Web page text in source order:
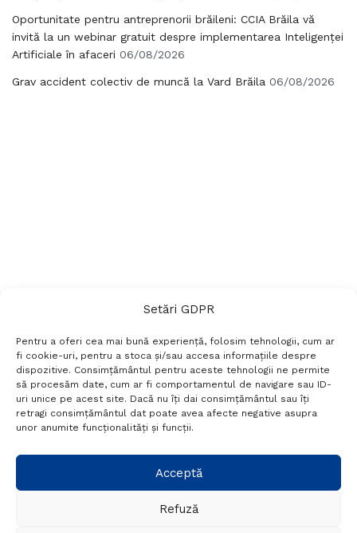
Setări GDPR
Pentru a oferi cea mai bună experiență, folosim tehnologii, cum ar
fi cookie-uri, pentru a stoca și/sau accesa informațiile despre
dispozitive. Consimțământul pentru aceste tehnologii ne permite
să procesăm date, cum ar fi comportamentul de navigare sau ID-
uri unice pe acest site. Dacă nu îți dai consimțământul sau îți
retragi consimțământul dat poate avea afecte negative asupra
unor anumite funcționalități și funcții.
Acceptă
Refuză
Oportunitate pentru antreprenorii brăileni: CCIA Brăila vă
invită la un webinar gratuit despre implementarea Inteligenței
Artificiale în afaceri 06/08/2026
Grav accident colectiv de muncă la Vard Brăila 06/08/2026
Termeni si conditii
Politică de confidențialitate
Politica cookies
Setări GDPR
+40 788 760 194